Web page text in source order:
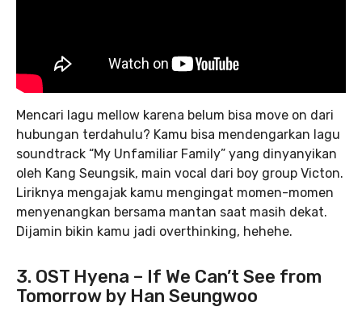
Mencari lagu mellow karena belum bisa move on dari
hubungan terdahulu? Kamu bisa mendengarkan lagu
soundtrack “My Unfamiliar Family” yang dinyanyikan
oleh Kang Seungsik, main vocal dari boy group Victon.
Liriknya mengajak kamu mengingat momen-momen
menyenangkan bersama mantan saat masih dekat.
Dijamin bikin kamu jadi overthinking, hehehe.
3. OST Hyena – If We Can’t See from
Tomorrow by Han Seungwoo